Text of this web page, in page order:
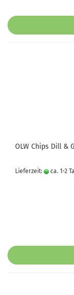
OLW Chips Dill &
Lieferzeit: ca. 1-2